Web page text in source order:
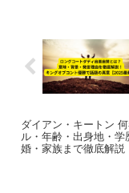
ダイアン・キートン
ル・年齢・出身地・学
婚・家族まで徹底解説